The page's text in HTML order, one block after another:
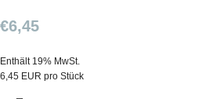
€6,45
Enthält 19% MwSt.
6,45 EUR pro Stück